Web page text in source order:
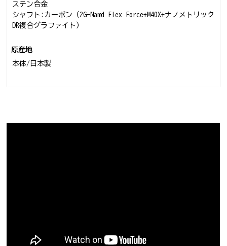
ステン合金
シャフト:カーボン（2G-Namd Flex Force+M40X+ナノメトリック
DR複合グラファイト）
原産地
本体/日本製